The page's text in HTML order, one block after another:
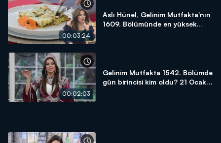
00:03:24
Aslı Hünel, Gelinim Mutfakta'nın
1609. Bölümünde en yüksek
00:02:03
Gelinim Mutfakta 1542. Bölümde
gün birincisi kim oldu? 21 Ocak